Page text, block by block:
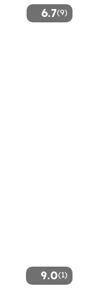
6.7(9)
9.0(1)